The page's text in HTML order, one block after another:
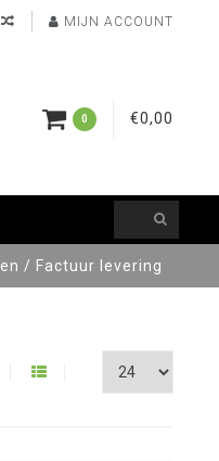
MIJN ACCOUNT
0 €0,00
/ Factuur levering